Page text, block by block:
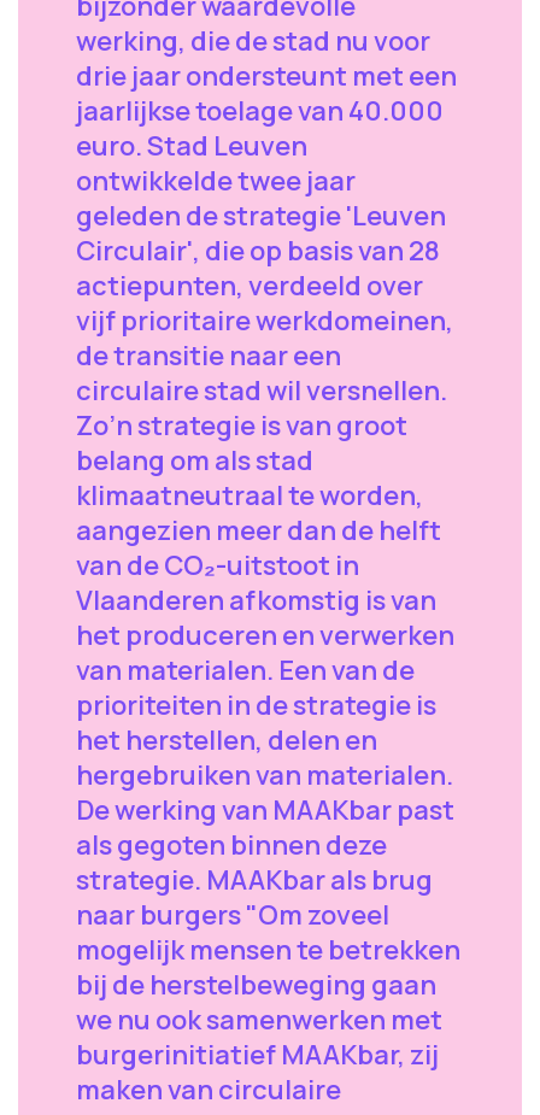
werking, die de stad nu voor
drie jaar ondersteunt met een
jaarlijkse toelage van 40.000
euro. Stad Leuven
ontwikkelde twee jaar
geleden de strategie 'Leuven
Circulair', die op basis van 28
actiepunten, verdeeld over
vijf prioritaire werkdomeinen,
de transitie naar een
circulaire stad wil versnellen.
Zo’n strategie is van groot
belang om als stad
klimaatneutraal te worden,
aangezien meer dan de helft
van de CO₂-uitstoot in
Vlaanderen afkomstig is van
het produceren en verwerken
van materialen. Een van de
prioriteiten in de strategie is
het herstellen, delen en
hergebruiken van materialen.
De werking van MAAKbar past
als gegoten binnen deze
strategie. MAAKbar als brug
naar burgers "Om zoveel
mogelijk mensen te betrekken
bij de herstelbeweging gaan
we nu ook samenwerken met
burgerinitiatief MAAKbar, zij
maken van circulaire